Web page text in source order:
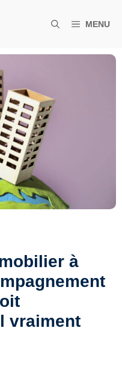
MENU
à
vraiment